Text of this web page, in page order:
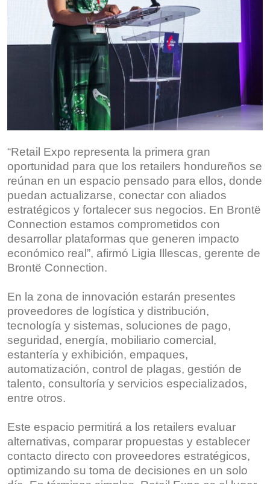
“Retail Expo representa la primera gran
oportunidad para que los retailers hondureños se
reúnan en un espacio pensado para ellos, donde
puedan actualizarse, conectar con aliados
estratégicos y fortalecer sus negocios. En Brontë
Connection estamos comprometidos con
desarrollar plataformas que generen impacto
económico real”, afirmó Ligia Illescas, gerente de
Brontë Connection.
En la zona de innovación estarán presentes
proveedores de logística y distribución,
tecnología y sistemas, soluciones de pago,
seguridad, energía, mobiliario comercial,
estantería y exhibición, empaques,
automatización, control de plagas, gestión de
talento, consultoría y servicios especializados,
entre otros.
Este espacio permitirá a los retailers evaluar
alternativas, comparar propuestas y establecer
contacto directo con proveedores estratégicos,
optimizando su toma de decisiones en un solo